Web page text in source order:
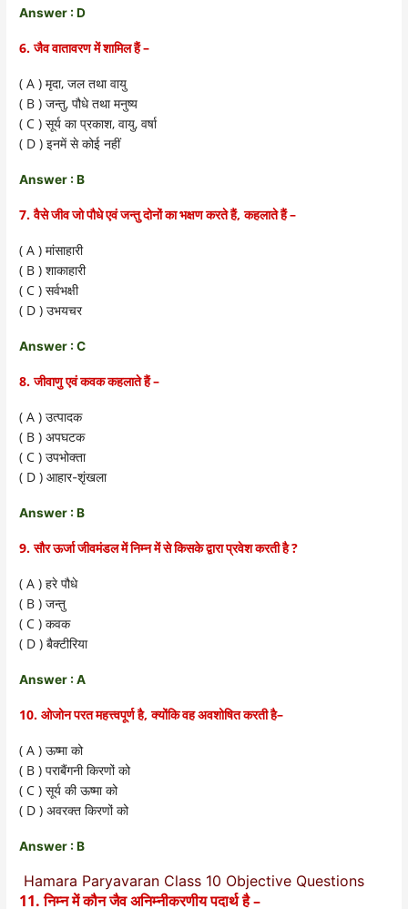
Answer : D
6.जैव वातावरण में शामिल हैं–
( A )मृदा,जल तथा वायु
( B )जन्तु,पौधे तथा मनुष्य
( C )सूर्य का प्रकाश,वायु,वर्षा
( D )इनमें से कोई नहीं
Answer : B
7.वैसे जीव जो पौधे एवं जन्तु दोनों का भक्षण करते हैं,कहलाते हैं–
( A )मांसाहारी
( B )शाकाहारी
( C )सर्वभक्षी
( D )उभयचर
Answer : C
8.जीवाणु एवं कवक कहलाते हैं–
( A )उत्पादक
( B )अपघटक
( C )उपभोक्ता
( D )आहार-शृंखला
Answer : B
9.सौर ऊर्जा जीवमंडल में निम्न में से किसके द्वारा प्रवेश करती है?
( A )हरे पौधे
( B )जन्तु
( C )कवक
( D )बैक्टीरिया
Answer : A
10.ओजोन परत महत्त्वपूर्ण है,क्योंकि वह अवशोषित करती है–
( A )ऊष्मा को
( B )पराबैंगनी किरणों को
( C )सूर्य की ऊष्मा को
( D )अवरक्त किरणों को
Answer : B
Hamara Paryavaran Class 10 Objective Questions
11.निम्न में कौन जैव अनिम्नीकरणीय पदार्थ है–